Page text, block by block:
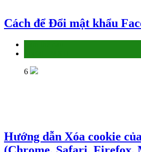
Cách để Đổi mật khẩu
6
Hướng dẫn Xóa cookie